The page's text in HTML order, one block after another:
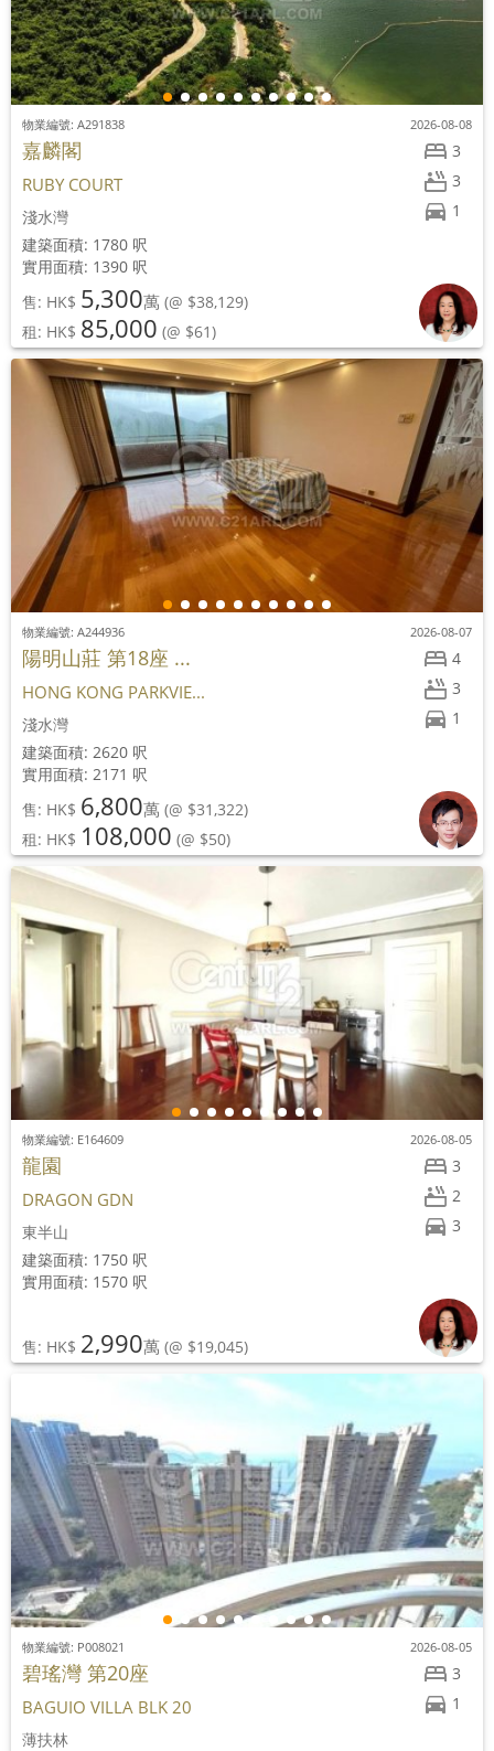
3
3
1
物業編號: A291838 2026-08-08
嘉麟閣
RUBY COURT
淺水灣
建築面積: 1780 呎
實用面積: 1390 呎
售: HK$ 5,300萬 (@ $38,129)
租: HK$ 85,000 (@ $61)
4
3
1
物業編號: A244936 2026-08-07
陽明山莊 第18座 ...
HONG KONG PARKVIE...
淺水灣
建築面積: 2620 呎
實用面積: 2171 呎
售: HK$ 6,800萬 (@ $31,322)
租: HK$ 108,000 (@ $50)
3
2
3
物業編號: E164609 2026-08-05
龍園
DRAGON GDN
東半山
建築面積: 1750 呎
實用面積: 1570 呎
售: HK$ 2,990萬 (@ $19,045)
3
1
物業編號: P008021 2026-08-05
碧瑤灣 第20座
BAGUIO VILLA BLK 20
薄扶林